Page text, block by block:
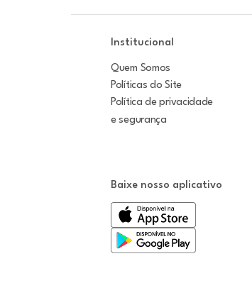
Institucional
Quem Somos
Políticas do Site
Política de privacidade
e segurança
Baixe nosso aplicativo